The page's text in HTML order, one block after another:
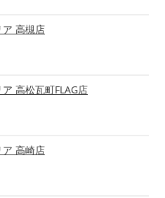
ア 高槻店
高松瓦町FLAG店
ア 高崎店